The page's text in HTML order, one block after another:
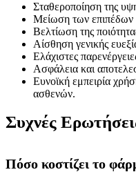
Σταθεροποίηση της
Μείωση των επιπέδων
Βελτίωση της
Αίσθηση γενικής
Ελάχιστες
Ασφάλεια και
Ευνοϊκή εμπειρία
ασθενών.
Συχνές
Πόσο κοστίζει το